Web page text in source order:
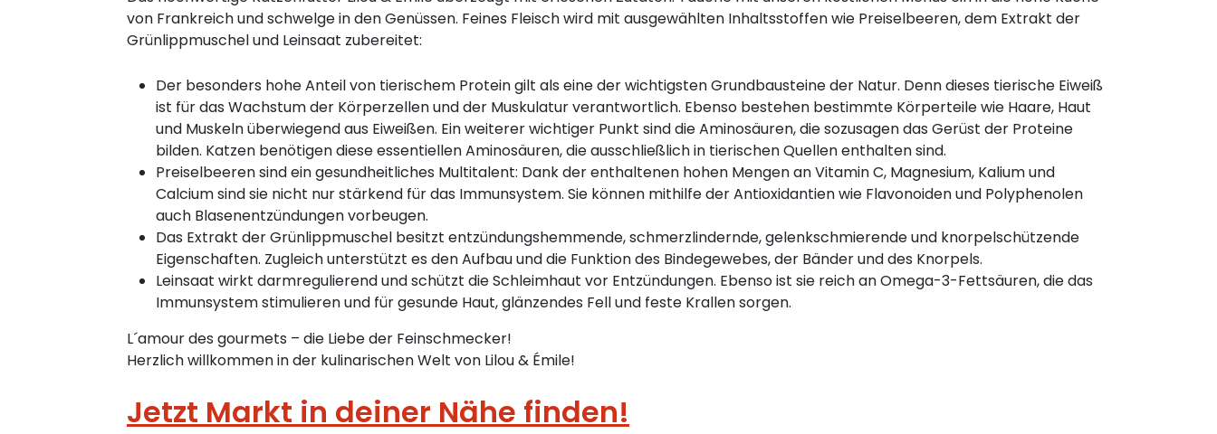
von Frankreich und schwelge in den Genüssen. Feines Fleisch wird mit ausgewählten Inhaltsstoffen wie Preiselbeeren, dem Extrakt der
Grünlippmuschel und Leinsaat zubereitet:
Der besonders hohe Anteil von tierischem Protein gilt als eine der wichtigsten Grundbausteine der Natur. Denn dieses tierische Eiweiß
ist für das Wachstum der Körperzellen und der Muskulatur verantwortlich. Ebenso bestehen bestimmte Körperteile wie Haare, Haut
und Muskeln überwiegend aus Eiweißen. Ein weiterer wichtiger Punkt sind die Aminosäuren, die sozusagen das Gerüst der Proteine
bilden. Katzen benötigen diese essentiellen Aminosäuren, die ausschließlich in tierischen Quellen enthalten sind.
Preiselbeeren sind ein gesundheitliches Multitalent: Dank der enthaltenen hohen Mengen an Vitamin C, Magnesium, Kalium und
Calcium sind sie nicht nur stärkend für das Immunsystem. Sie können mithilfe der Antioxidantien wie Flavonoiden und Polyphenolen
auch Blasenentzündungen vorbeugen.
Das Extrakt der Grünlippmuschel besitzt entzündungshemmende, schmerzlindernde, gelenkschmierende und knorpelschützende
Eigenschaften. Zugleich unterstützt es den Aufbau und die Funktion des Bindegewebes, der Bänder und des Knorpels.
Leinsaat wirkt darmregulierend und schützt die Schleimhaut vor Entzündungen. Ebenso ist sie reich an Omega-3-Fettsäuren, die das
Immunsystem stimulieren und für gesunde Haut, glänzendes Fell und feste Krallen sorgen.
L´amour des gourmets – die Liebe der Feinschmecker!
Herzlich willkommen in der kulinarischen Welt von Lilou & Émile!
Jetzt Markt in deiner Nähe finden!